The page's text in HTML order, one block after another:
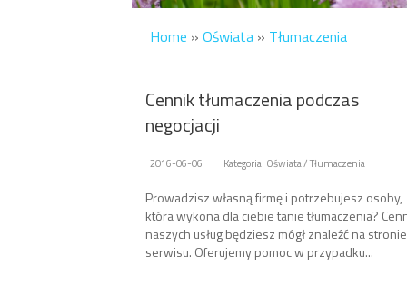
Home » Oświata » Tłumaczenia
Cennik tłumaczenia podczas
negocjacji
2016-06-06 | Kategoria: Oświata / Tłumaczenia
Prowadzisz własną firmę i potrzebujesz osoby,
która wykona dla ciebie tanie tłumaczenia?
naszych usług będziesz mógł znaleźć na stronie
serwisu. Oferujemy pomoc w przypadku...